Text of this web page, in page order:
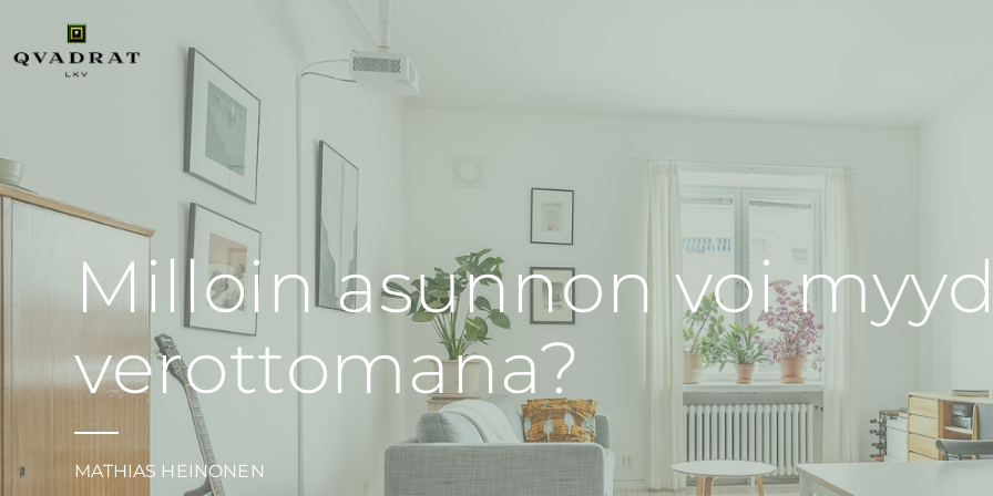
Milloin asunnon voi
verottomana?
MATHIAS HEINONEN